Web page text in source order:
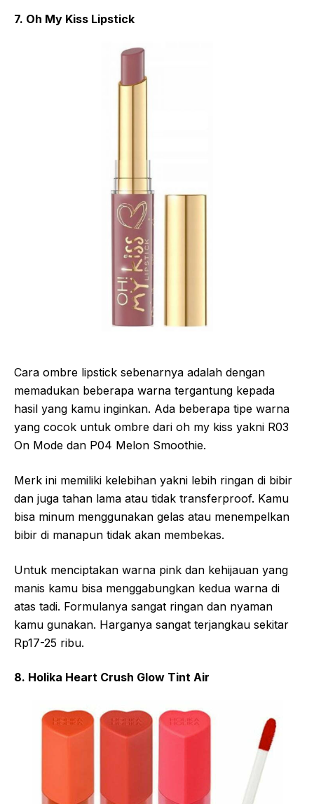
7. Oh My Kiss Lipstick
Cara ombre lipstick sebenarnya adalah dengan
memadukan beberapa warna tergantung kepada
hasil yang kamu inginkan. Ada beberapa tipe warna
yang cocok untuk ombre dari oh my kiss yakni R03
On Mode dan P04 Melon Smoothie.
Merk ini memiliki kelebihan yakni lebih ringan di bibir
dan juga tahan lama atau tidak transferproof. Kamu
bisa minum menggunakan gelas atau menempelkan
bibir di manapun tidak akan membekas.
Untuk menciptakan warna pink dan kehijauan yang
manis kamu bisa menggabungkan kedua warna di
atas tadi. Formulanya sangat ringan dan nyaman
kamu gunakan. Harganya sangat terjangkau sekitar
Rp17-25 ribu.
8. Holika Heart Crush Glow Tint Air